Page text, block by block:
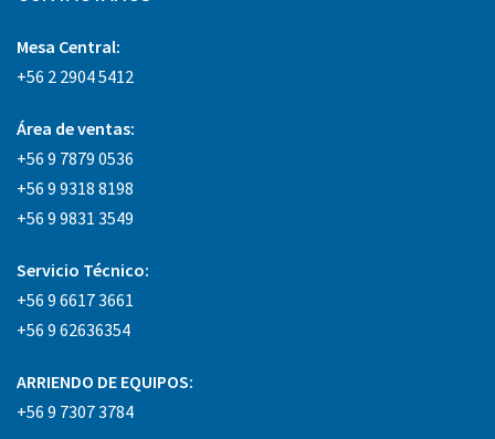
Mesa Central:
+56 2 2904 5412
Área de ventas:
+56 9 7879 0536
+56 9 9318 8198
+56 9 9831 3549
Servicio Técnico:
+56 9 6617 3661
+56 9 62636354
ARRIENDO DE EQUIPOS:
+56 9 7307 3784